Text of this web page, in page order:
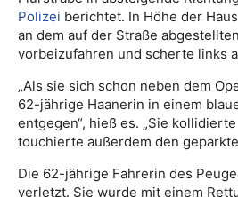
Polizei berichtet. In Höhe der
an dem auf der Straße
vorbeizufahren und scherte links
„Als sie sich schon neben dem
62-jährige Haanerin in einem
entgegen“, hieß es. „Sie
touchierte außerdem den
Die 62-jährige Fahrerin des
verletzt. Sie wurde mit einem